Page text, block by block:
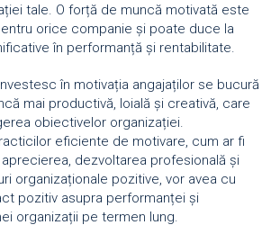
tale. O forță de muncă motivată este
orice companie și poate duce la
în performanță și rentabilitate.
în motivația angajaților se bucură
mai productivă, loială și creativă, care
obiectivelor organizației.
eficiente de motivare, cum ar fi
dezvoltarea profesională și
organizaționale pozitive, vor avea cu
pozitiv asupra performanței și
organizații pe termen lung.